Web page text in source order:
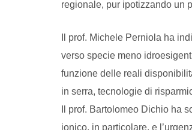
regionale, pur ipotizzando un
Il prof. Michele Perniola ha
verso specie meno
funzione delle reali
in serra, tecnologie di
Il prof. Bartolomeo Dichio ha
ionico, in particolare, e